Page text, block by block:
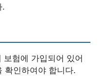
.
보험에 가입되어 있어
확인하여야 합니다.